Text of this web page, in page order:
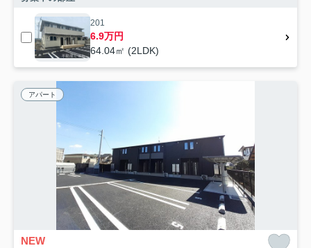
201
6.9万円
64.04㎡ (2LDK)
アパート
NEW